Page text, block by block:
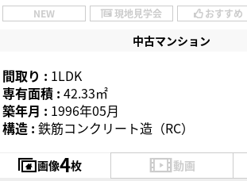
NEW 現地見学会 おすすめ
中古マンション
間取り : 1LDK
専有面積 : 42.33㎡
築年月 : 1996年05月
構造 : 鉄筋コンクリート造（RC）
画像4枚 動画